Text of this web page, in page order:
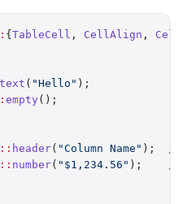
{ TableCell , CellAlign ,
text ( "Hello" );
empty ();
:: header( "Column Name" ); //
:: number( "$1,234.56" ); //